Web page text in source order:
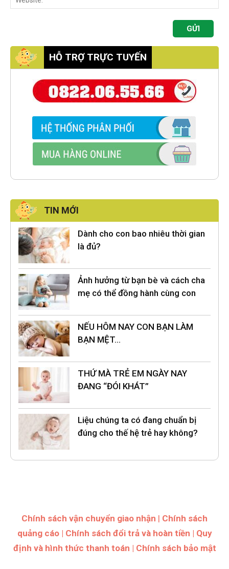
HỖ TRỢ TRỰC TUYẾN
TIN MỚI
Dành cho con bao nhiêu thời gian
là đủ?
Ảnh hưởng từ bạn bè và cách cha
mẹ có thể đồng hành cùng con
NẾU HÔM NAY CON BẠN LÀM
BẠN MỆT…
THỨ MÀ TRẺ EM NGÀY NAY
ĐANG “ĐÓI KHÁT”
Liệu chúng ta có đang chuẩn bị
đúng cho thế hệ trẻ hay không?
Chính sách vận chuyển giao nhận | Chính sách
quảng cáo| Chính sách đổi trả và hoàn tiền | Quy
định và hình thức thanh toán | Chính sách bảo mật